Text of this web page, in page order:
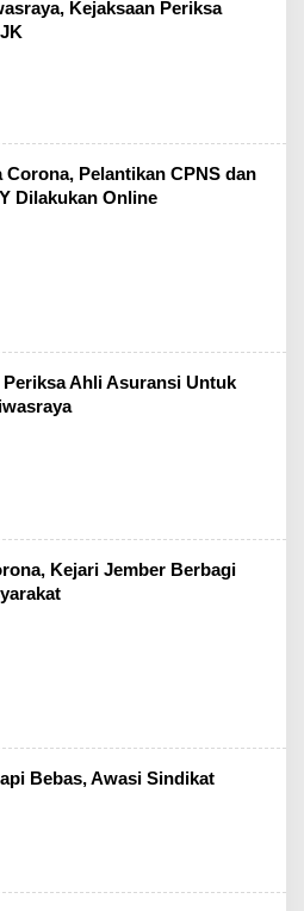
Kejaksaan Periksa
Corona, Pelantikan CPNS dan
Dilakukan Online
Ahli Asuransi Untuk
Kejari Jember Berbagi
Bebas, Awasi Sindikat